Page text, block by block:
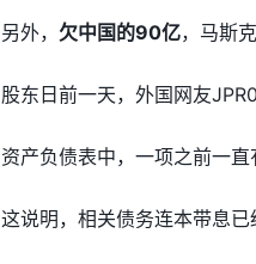
另外， 欠中国的90亿，马斯
股东日前一天，外国网友
资产负债表中，一项之前一
这说明，相关债务连本带息已